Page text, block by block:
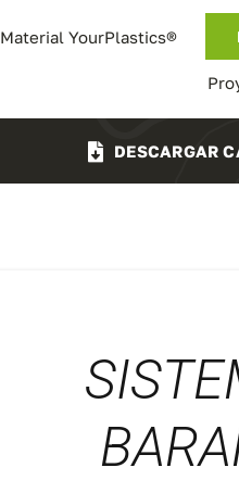
Material YourPlastics®
DESCARGAR